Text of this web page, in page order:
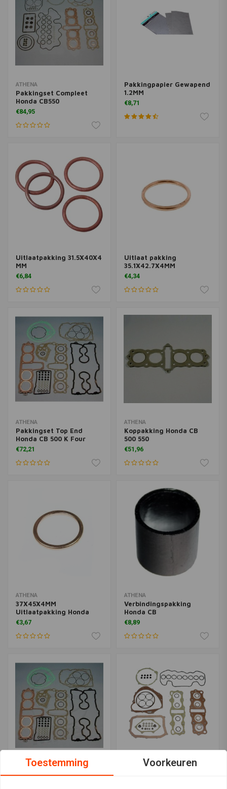
ATHENA
Pakkingset Compleet
Honda CB550
€84,95
Pakkingpapier Gewapend
1.2MM
€8,71
Uitlaatpakking 31.5X40X4
MM
€6,84
Uitlaat pakking
35.1X42.7X4MM
€4,34
ATHENA
Pakkingset Top End
Honda CB 500 K Four
€72,21
ATHENA
Koppakking Honda CB
500 550
€51,96
ATHENA
37X45X4MM
Uitlaatpakking Honda
€3,67
ATHENA
Verbindingspakking
Honda CB
€8,89
ATHENA
Complete pakkingset
ATHENA
Toestemming Voorkeuren